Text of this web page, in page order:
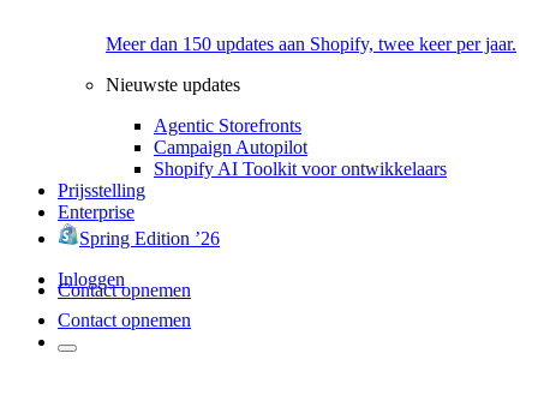
Meer dan 150 updates aan Shopify, twee keer per jaar.
Nieuwste updates
Agentic Storefronts
Campaign Autopilot
Shopify AI Toolkit voor ontwikkelaars
Prijsstelling
Enterprise
Spring Edition ’26
Inloggen
Contact opnemen
Contact opnemen